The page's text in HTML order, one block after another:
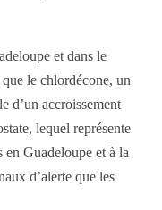
et dans le
le chlordécone, un
d’un accroissement
lequel représente
en Guadeloupe et à la
d’alerte que les